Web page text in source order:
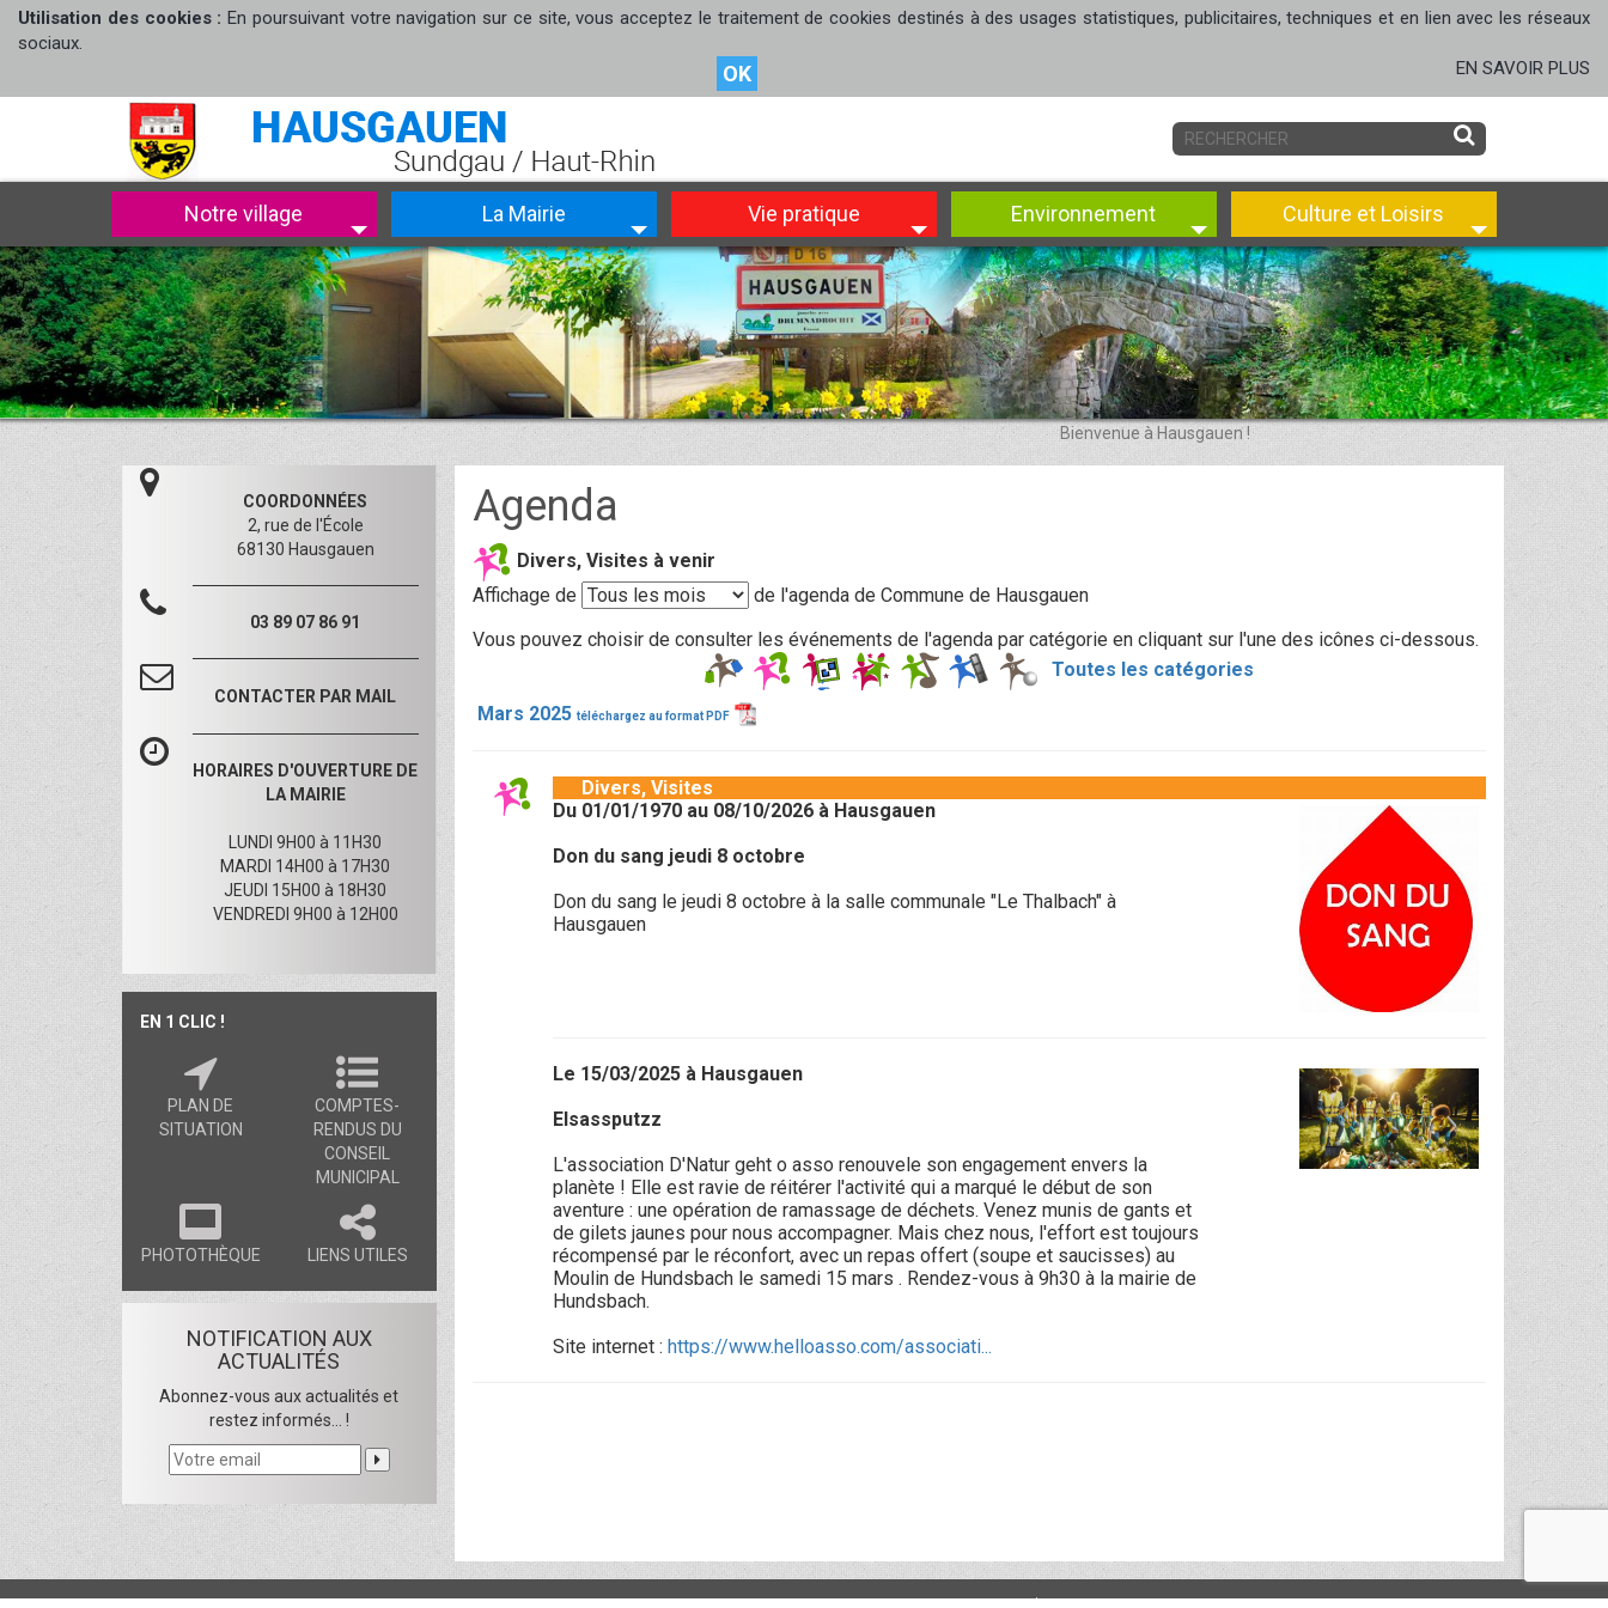
Utilisation des cookies :En poursuivant votre navigation sur ce site, vous acceptez le traitement de cookies destinés à des usages statistiques, publicitaires, techniques et en lien avec les réseaux
sociaux.
OK EN SAVOIR PLUS
Notre village La Mairie Vie pratique Environnement Culture et Loisirs
Bienvenue à Hausgauen !
Agenda
Divers, Visites à venir
Affichage de
de l'agenda de Commune de Hausgauen
Vous pouvez choisir de consulter les événements de l'agenda par catégorie en cliquant sur l'une des icônes ci-dessous.
Toutes les catégories
Mars 2025 téléchargez au format PDF
Divers, Visites
Du 01/01/1970 au 08/10/2026 à Hausgauen
Don du sang jeudi 8 octobre
Don du sang le jeudi 8 octobre à la salle communale "Le Thalbach" à
Hausgauen
Le 15/03/2025 à Hausgauen
Elsassputzz
L'association D'Natur geht o asso renouvele son engagement envers la
planète ! Elle est ravie de réitérer l'activité qui a marqué le début de son
aventure : une opération de ramassage de déchets. Venez munis de gants et
de gilets jaunes pour nous accompagner. Mais chez nous, l'effort est toujours
récompensé par le réconfort, avec un repas offert (soupe et saucisses) au
Moulin de Hundsbach le samedi 15 mars . Rendez-vous à 9h30 à la mairie de
Hundsbach.
Site internet : https://www.helloasso.com/associati...
COORDONNÉES
2, rue de l'École
68130 Hausgauen
03 89 07 86 91
CONTACTER PAR MAIL
HORAIRES D'OUVERTURE DE
LA MAIRIE
LUNDI 9H00 à 11H30
MARDI 14H00 à 17H30
JEUDI 15H00 à 18H30
VENDREDI 9H00 à 12H00
EN 1 CLIC !
PLAN DE
SITUATION
COMPTES-
RENDUS DU
CONSEIL
MUNICIPAL
PHOTOTHÈQUE LIENS UTILES
NOTIFICATION AUX
ACTUALITÉS
Abonnez-vous aux actualités et
restez informés... !